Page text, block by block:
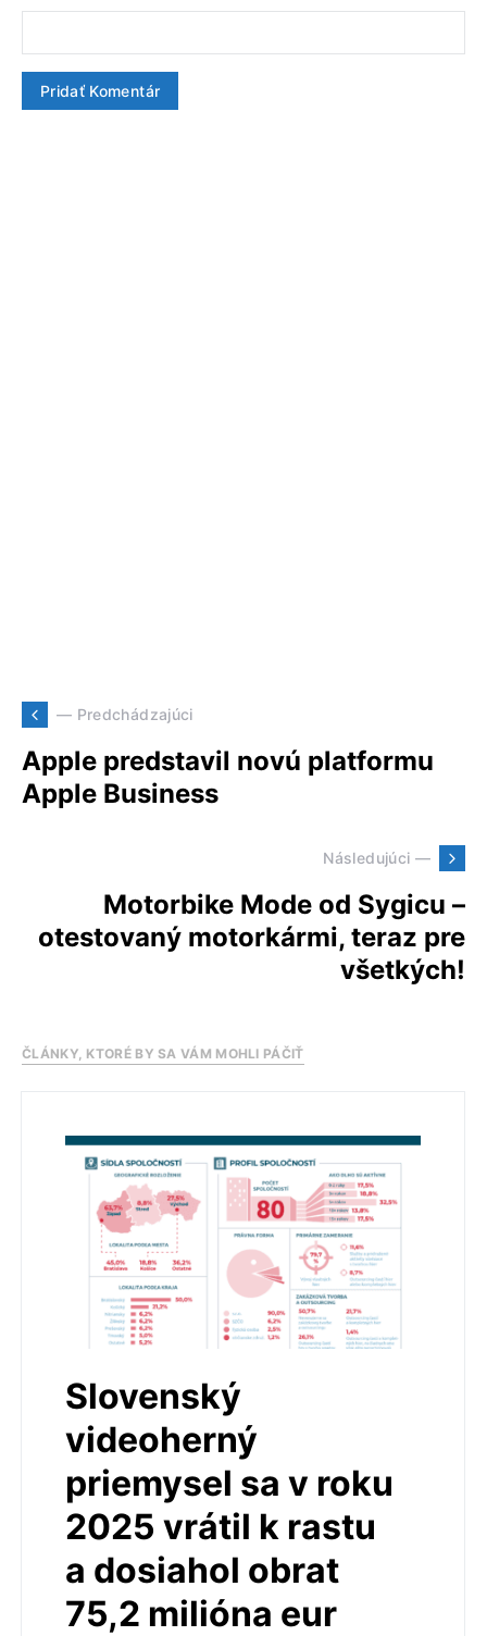
— Predchádzajúci
Apple predstavil novú platformu
Apple Business
Následujúci —
Motorbike Mode od Sygicu –
otestovaný motorkármi, teraz pre
všetkých!
ČLÁNKY, KTORÉ BY SA VÁM MOHLI PÁČIŤ
Slovenský
videoherný
priemysel sa v roku
2025 vrátil k rastu
a dosiahol obrat
75,2 milióna eur